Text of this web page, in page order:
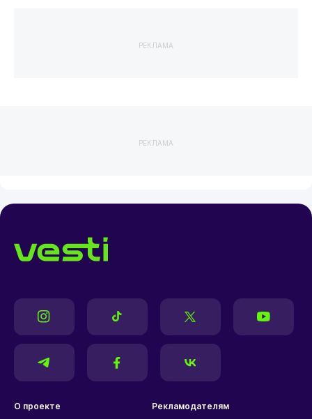
РЕКЛАМА
РЕКЛАМА
О проекте Рекламодателям